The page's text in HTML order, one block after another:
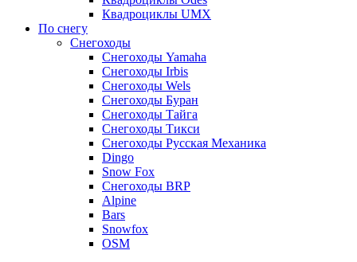
Квадроциклы UMX
По снегу
Снегоходы
Снегоходы Yamaha
Снегоходы Irbis
Снегоходы Wels
Снегоходы Буран
Снегоходы Тайга
Снегоходы Тикси
Снегоходы Русская Механика
Dingo
Snow Fox
Снегоходы BRP
Alpine
Bars
Snowfox
OSM